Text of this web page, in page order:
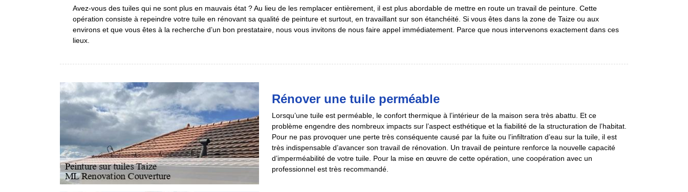
Avez-vous des tuiles qui ne sont plus en mauvais état ? Au lieu de les remplacer entièrement, il est plus abordable de mettre en route un travail de peinture. Cette
opération consiste à repeindre votre tuile en rénovant sa qualité de peinture et surtout, en travaillant sur son étanchéité. Si vous êtes dans la zone de Taize ou aux
environs et que vous êtes à la recherche d’un bon prestataire, nous vous invitons de nous faire appel immédiatement. Parce que nous intervenons exactement dans ces
lieux.
Rénover une tuile perméable
Lorsqu’une tuile est perméable, le confort thermique à l’intérieur de la maison sera très abattu. Et ce
problème engendre des nombreux impacts sur l’aspect esthétique et la fiabilité de la structuration de l’habitat.
Pour ne pas provoquer une perte très conséquente causé par la fuite ou l’infiltration d’eau sur la tuile, il est
très indispensable d’avancer son travail de rénovation. Un travail de peinture renforce la nouvelle capacité
d’imperméabilité de votre tuile. Pour la mise en œuvre de cette opération, une coopération avec un
professionnel est très recommandé.